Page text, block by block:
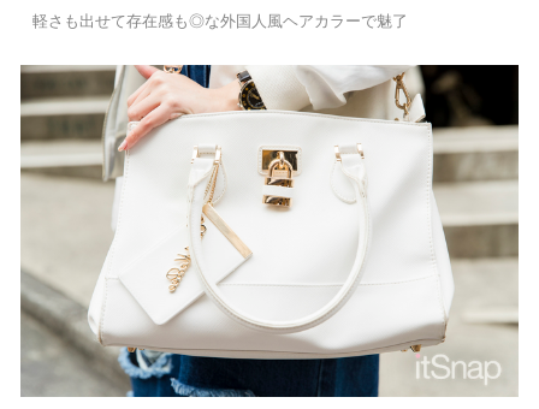
軽さも出せて存在感も◎な外国人風ヘアカラーで魅了